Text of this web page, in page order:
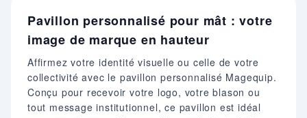
Pavillon personnalisé pour mât : votre
image de marque en hauteur
Affirmez votre identité visuelle ou celle de votre
collectivité avec le pavillon personnalisé Magequip.
Conçu pour recevoir votre logo, votre blason ou
tout message institutionnel, ce pavillon est idéal